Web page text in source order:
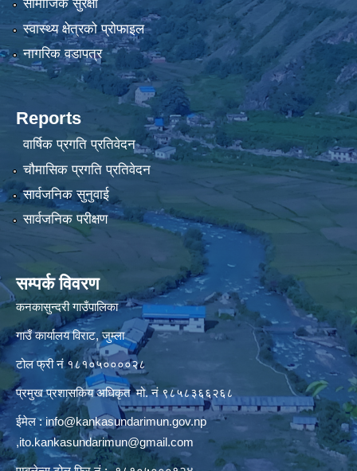
सामाजिक सुरक्षा
स्वास्थ्य क्षेत्रको प्रोफाइल
नागरिक वडापत्र
Reports
वार्षिक प्रगति प्रतिवेदन
चौमासिक प्रगति प्रतिवेदन
सार्वजनिक सुनुवाई
सार्वजनिक परीक्षण
सम्पर्क विवरण
कनकासुन्दरी गाउँपालिका
गाउँ कार्यालय विराट, जुम्ला
टोल फ्री नं १८१०५००००२८
प्रमुख प्रशासकिय अधिकृत मो. नं ९८५८३६६२६८
ईमेल :info@kankasundarimun.gov.np
,ito.kankasundarimun@gmail.com